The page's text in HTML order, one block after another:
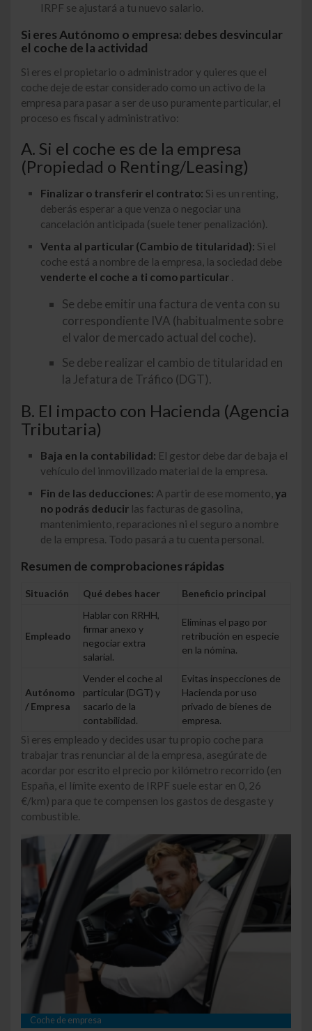
IRPF se ajustará a tu nuevo salario.
Si eres Autónomo o empresa: debes desvincular
el coche de la actividad
Si eres el propietario o administrador y quieres que el
coche deje de estar considerado como un activo de la
empresa para pasar a ser de uso puramente particular, el
proceso es fiscal y administrativo:
A. Si el coche es de la empresa
(Propiedad o Renting/Leasing)
Finalizar o transferir el contrato: Si es un renting,
deberás esperar a que venza o negociar una
cancelación anticipada (suele tener penalización).
Venta al particular (Cambio de titularidad): Si el
coche está a nombre de la empresa, la sociedad debe
venderte el coche a ti como particular .
Se debe emitir una factura de venta con su
correspondiente IVA (habitualmente sobre
el valor de mercado actual del coche).
Se debe realizar el cambio de titularidad en
la Jefatura de Tráfico (DGT).
B. El impacto con Hacienda (Agencia
Tributaria)
Baja en la contabilidad: El gestor debe dar de baja el
vehículo del inmovilizado material de la empresa.
Fin de las deducciones: A partir de ese momento, ya
no podrás deducir las facturas de gasolina,
mantenimiento, reparaciones ni el seguro a nombre
de la empresa. Todo pasará a tu cuenta personal.
Resumen de comprobaciones rápidas
Situación Qué debes hacer Beneficio principal
Empleado
Hablar con RRHH,
firmar anexo y
negociar extra
salarial.
Eliminas el pago por
retribución en especie
en la nómina.
Autónomo
/ Empresa
Vender el coche al
particular (DGT) y
sacarlo de la
contabilidad.
Evitas inspecciones de
Hacienda por uso
privado de bienes de
empresa.
Si eres empleado y decides usar tu propio coche para
trabajar tras renunciar al de la empresa, asegúrate de
acordar por escrito el precio por kilómetro recorrido (en
España, el límite exento de IRPF suele estar en 0, 26
€/km) para que te compensen los gastos de desgaste y
combustible.
Coche de empresa